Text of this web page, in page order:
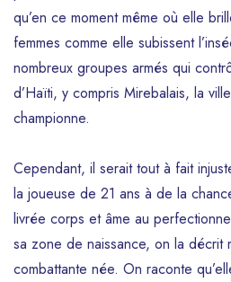
qu’en ce moment même où elle
femmes comme elle subissent
nombreux groupes armés qui
d’Haïti, y compris Mirebalais, la
championne.
Cependant, il serait tout à fait
la joueuse de 21 ans à de la
livrée corps et âme au
sa zone de naissance, on la décrit
combattante née. On raconte